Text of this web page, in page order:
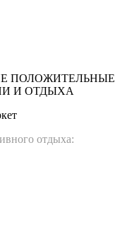
И ОТДЫХА
отдыха: